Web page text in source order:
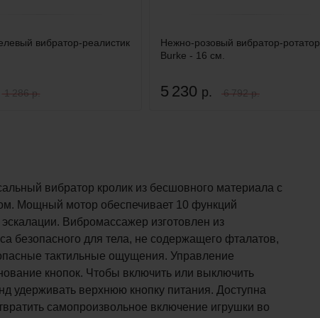
вибратор-реалистик
1 286 р.
Нежно-розовый вибратор-ротатор
Burke - 16 см.
5 230 р. 6 792 р.
вибратор кролик из бесшовного материала с
Мощный мотор обеспечивает 10 функций
Вибромассажер изготовлен из
безопасного для тела, не содержащего фталатов,
тактильные ощущения. Управление
кнопок. Чтобы включить или выключить
удерживать верхнюю кнопку питания. Доступна
самопроизвольное включение игрушки во